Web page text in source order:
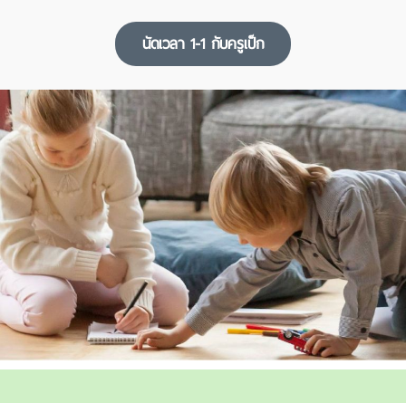
นัดเวลา 1-1 กับครูเป็ก